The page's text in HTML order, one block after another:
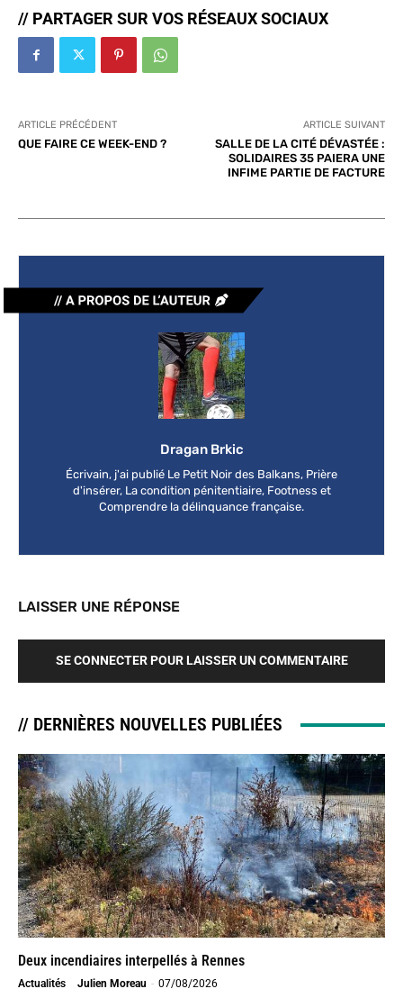
// PARTAGER SUR VOS RÉSEAUX SOCIAUX
ARTICLE PRÉCÉDENT
QUE FAIRE CE WEEK-END ?
ARTICLE SUIVANT
SALLE DE LA CITÉ DÉVASTÉE :
SOLIDAIRES 35 PAIERA UNE
INFIME PARTIE DE FACTURE
Dragan Brkic
Écrivain, j'ai publié Le Petit Noir des Balkans, Prière
d'insérer, La condition pénitentiaire, Footness et
Comprendre la délinquance française.
LAISSER UNE RÉPONSE
SE CONNECTER POUR LAISSER UN COMMENTAIRE
// DERNIÈRES NOUVELLES PUBLIÉES
Deux incendiaires interpellés à Rennes
Actualités Julien Moreau - 07/08/2026